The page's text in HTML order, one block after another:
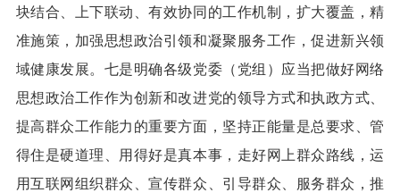
块结合、上下联动、有效协同的工作机制，扩大覆盖，精
准施策，加强思想政治引领和凝聚服务工作，促进新兴领
域健康发展。七是明确各级党委（党组）应当把做好网络
思想政治工作作为创新和改进党的领导方式和执政方式、
提高群众工作能力的重要方面，坚持正能量是总要求、管
得住是硬道理、用得好是真本事，走好网上群众路线，运
用互联网组织群众、宣传群众、引导群众、服务群众，推